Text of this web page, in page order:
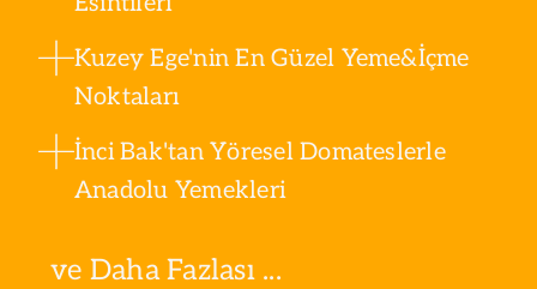
Kuzey Ege'nin En Güzel Yeme&İçme
Noktaları
İnci Bak'tan Yöresel Domateslerle
Anadolu Yemekleri
ve Daha Fazlası ...